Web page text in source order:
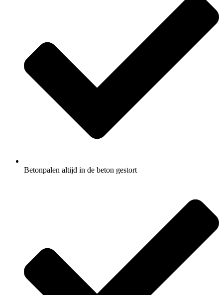
Betonpalen altijd in de beton gestort